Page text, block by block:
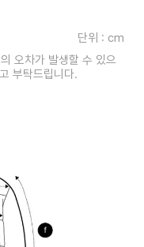
단위 : cm
오차가 발생할 수 있으
부탁드립니다.